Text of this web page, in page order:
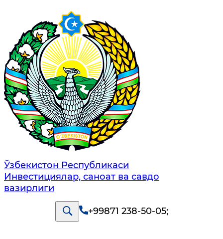
Ўзбекистон Республикаси
Инвестициялар, саноат ва савдо
вазирлиги
+99871 238-50-05;